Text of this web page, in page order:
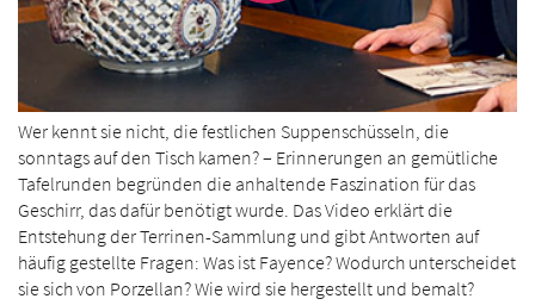
Wer kennt sie nicht, die festlichen Suppenschüsseln, die
sonntags auf den Tisch kamen? – Erinnerungen an gemütliche
Tafelrunden begründen die anhaltende Faszination für das
Geschirr, das dafür benötigt wurde. Das Video erklärt die
Entstehung der Terrinen-Sammlung und gibt Ant­worten auf
häufig gestellte Fragen: Was ist Fayence? Wodurch unterscheidet
sie sich von Por­zellan? Wie wird sie hergestellt und bemalt?